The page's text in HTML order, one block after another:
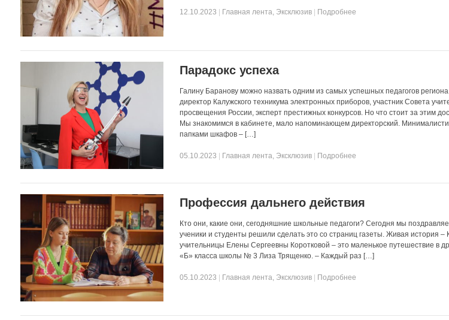
12.10.2023 Главная лента, Эксклюзив Подробнее
Парадокс успеха
Галину Баранову можно назвать одним из самых успешных педагогов
директор Калужского техникума электронных приборов, участник Совета
просвещения России, эксперт престижных конкурсов. Но что стоит за
Мы знакомимся в кабинете, мало напоминающем директорский.
папками шкафов – […]
05.10.2023 | Главная лента Эксклюзив | Подробнее
Профессия дальнего действия
Кто они, какие они, сегодняшние школьные педагоги? Сегодня мы
ученики и студенты решили сделать это со страниц газеты. Живая история
учительницы Елены Сергеевны Коротковой – это маленькое путешествие в
«Б» класса школы № 3 Лиза Трященко. – Каждый раз […]
05.10.2023 | Главная лента Эксклюзив | Подробнее